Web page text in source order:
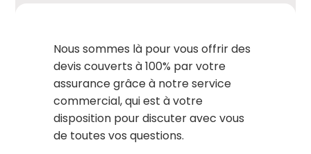
Nous sommes là pour vous offrir des
devis couverts à 100% par votre
assurance grâce à notre service
commercial, qui est à votre
disposition pour discuter avec vous
de toutes vos questions.